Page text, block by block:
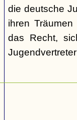
die deutsche
ihren
das Recht,